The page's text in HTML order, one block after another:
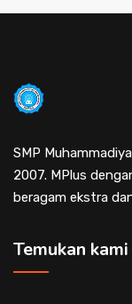
SMP
2007. MPlus
beragam ekstra
Temukan